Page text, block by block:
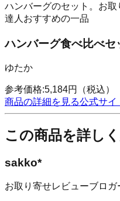
ハンバーグのセット。お取
達人おすすめの一品
ハンバーグ食べ比べセ
ゆたか
参考価格:5,184円
（税込）
商品の詳細を見る公式サイ
この商品を詳し
sakko*
お取り寄せレビューブロガ